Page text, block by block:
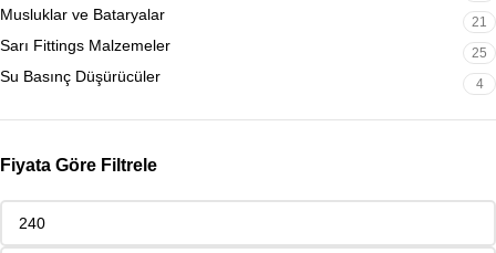
Musluklar ve Bataryalar 21
Sarı Fittings Malzemeler 25
Su Basınç Düşürücüler 4
Fiyata Göre Filtrele